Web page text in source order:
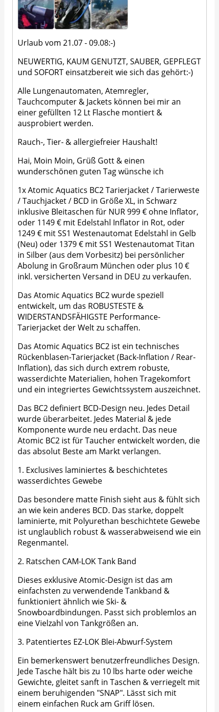
Urlaub vom 21.07 - 09.08:-)
NEUWERTIG, KAUM GENUTZT, SAUBER, GEPFLEGT
und SOFORT einsatzbereit wie sich das gehört:-)
Alle Lungenautomaten, Atemregler,
Tauchcomputer & Jackets können bei mir an
einer gefüllten 12 Lt Flasche montiert &
ausprobiert werden.
Rauch-, Tier- & allergiefreier Haushalt!
Hai, Moin Moin, Grüß Gott & einen
wunderschönen guten Tag wünsche ich
1x Atomic Aquatics BC2 Tarierjacket / Tarierweste
/ Tauchjacket / BCD in Größe XL, in Schwarz
inklusive Bleitaschen für NUR 999 € ohne Inflator,
oder 1149 € mit Edelstahl Inflator in Rot, oder
1249 € mit SS1 Westenautomat Edelstahl in Gelb
(Neu) oder 1379 € mit SS1 Westenautomat Titan
in Silber (aus dem Vorbesitz) bei persönlicher
Abolung in Großraum München oder plus 10 €
inkl. versicherten Versand in DEU zu verkaufen.
Das Atomic Aquatics BC2 wurde speziell
entwickelt, um das ROBUSTESTE &
WIDERSTANDSFÄHIGSTE Performance-
Tarierjacket der Welt zu schaffen.
Das Atomic Aquatics BC2 ist ein technisches
Rückenblasen-Tarierjacket (Back-Inflation / Rear-
Inflation), das sich durch extrem robuste,
wasserdichte Materialien, hohen Tragekomfort
und ein integriertes Gewichtssystem auszeichnet.
Das BC2 definiert BCD-Design neu. Jedes Detail
wurde überarbeitet. Jedes Material & jede
Komponente wurde neu erdacht. Das neue
Atomic BC2 ist für Taucher entwickelt worden, die
das absolut Beste am Markt verlangen.
1. Exclusives laminiertes & beschichtetes
wasserdichtes Gewebe
Das besondere matte Finish sieht aus & fühlt sich
an wie kein anderes BCD. Das starke, doppelt
laminierte, mit Polyurethan beschichtete Gewebe
ist unglaublich robust & wasserabweisend wie ein
Regenmantel.
2. Ratschen CAM-LOK Tank Band
Dieses exklusive Atomic-Design ist das am
einfachsten zu verwendende Tankband &
funktioniert ähnlich wie Ski- &
Snowboardbindungen. Passt sich problemlos an
eine Vielzahl von Tankgrößen an.
3. Patentiertes EZ-LOK Blei-Abwurf-System
Ein bemerkenswert benutzerfreundliches Design.
Jede Tasche hält bis zu 10 lbs harte oder weiche
Gewichte, gleitet sanft in Taschen & verriegelt mit
einem beruhigenden "SNAP". Lässt sich mit
einem einfachen Ruck am Griff lösen.